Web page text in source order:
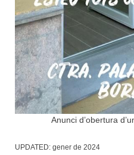
Anunci d’obertura
UPDATED: gener de 2024